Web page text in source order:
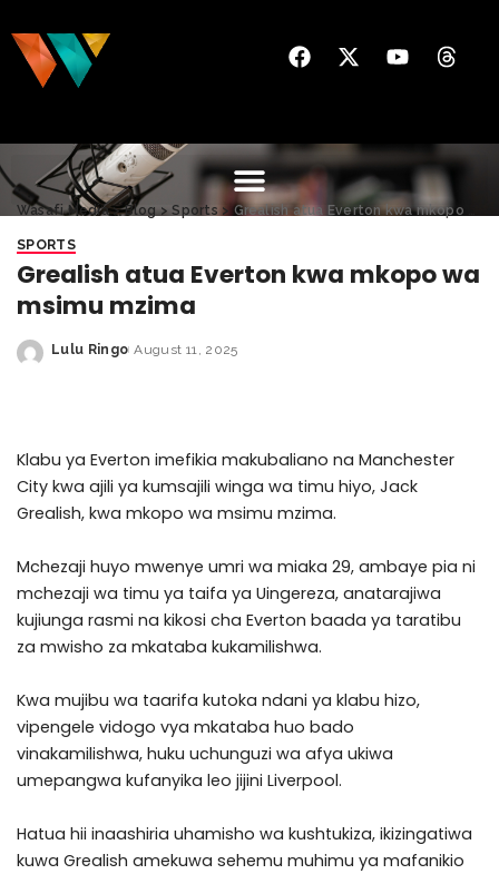
Wasafi Media>Blog>Sports > Grealish atua Everton kwa mkopo wa msimu mzima
SPORTS
Grealish atua Everton kwa mkopo wa
msimu mzima
Lulu Ringo August 11, 2025
Klabu ya Everton imefikia makubaliano na Manchester
City kwa ajili ya kumsajili winga wa timu hiyo, Jack
Grealish, kwa mkopo wa msimu mzima.
Mchezaji huyo mwenye umri wa miaka 29, ambaye pia ni
mchezaji wa timu ya taifa ya Uingereza, anatarajiwa
kujiunga rasmi na kikosi cha Everton baada ya taratibu
za mwisho za mkataba kukamilishwa.
Kwa mujibu wa taarifa kutoka ndani ya klabu hizo,
vipengele vidogo vya mkataba huo bado
vinakamilishwa, huku uchunguzi wa afya ukiwa
umepangwa kufanyika leo jijini Liverpool.
Hatua hii inaashiria uhamisho wa kushtukiza, ikizingatiwa
kuwa Grealish amekuwa sehemu muhimu ya mafanikio